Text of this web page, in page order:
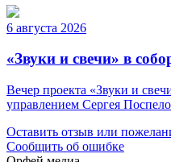
6 августа 2026
«Звуки и свечи» в
Вечер проекта «Звуки и
управлением Сергея
Оставить отзыв или
Сообщить об ошибке